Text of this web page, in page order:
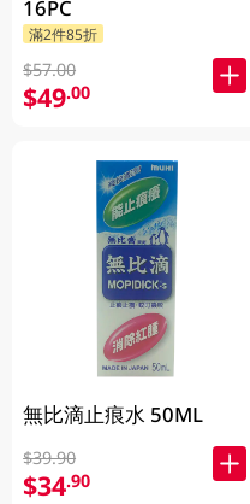
16PC
滿2件85折
$57.00
$49.00
無比滴止痕水 50ML
$39.90
$34.90